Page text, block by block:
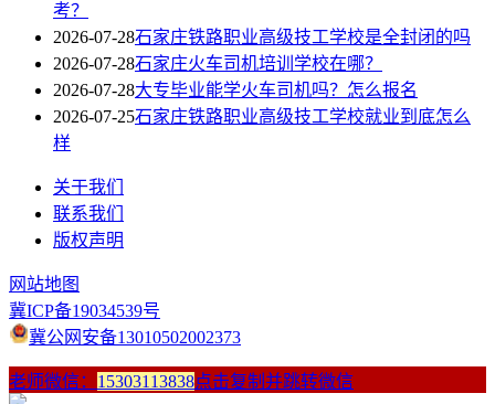
考？
2026-07-28石家庄铁路职业高级技工学校是全封闭的吗
2026-07-28石家庄火车司机培训学校在哪？
2026-07-28大专毕业能学火车司机吗？怎么报名
2026-07-25石家庄铁路职业高级技工学校就业到底怎么
样
关于我们
联系我们
版权声明
网站地图
冀ICP备19034539号
冀公网安备13010502002373
老师微信： 15303113838点击复制并跳转微信